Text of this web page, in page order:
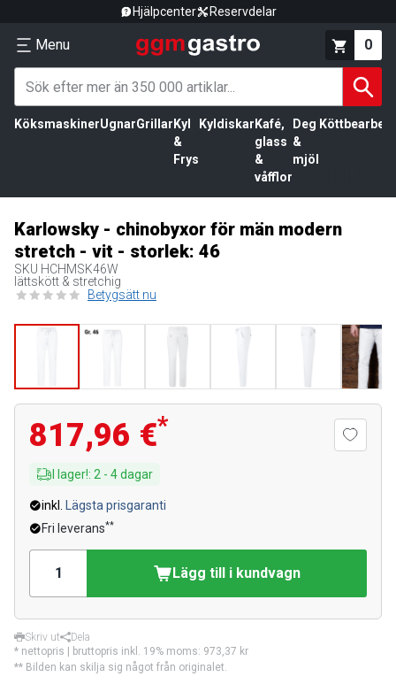
Hjälpcenter Reservdelar
Menu 0
KöksmaskinerUgnarGrillar Kyl
&
Frys
Kyldiskar Kafé,
glass
&
våfflor
Deg
&
mjöl
Karlowsky - chinobyxor för män modern
stretch - vit - storlek: 46
SKU HCHMSK46W
lättskött & stretchig
Betygsätt nu
817,96 €*
I lager!: 2 - 4dagar
inkl.
Lägsta prisgaranti
Fri leverans**
Lägg till i kundvagn
Skriv ut
Dela
* nettopris | bruttopris inkl. 19% moms: 973,37 kr
** Bilden kan skilja sig något från originalet.